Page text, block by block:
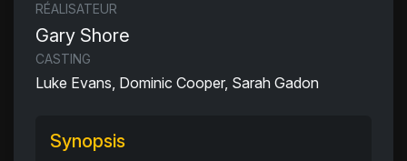
RÉALISATEUR
Gary Shore
CASTING
Luke Evans, Dominic Cooper, Sarah Gadon
Synopsis